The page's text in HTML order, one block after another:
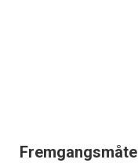
Fremgangsmåte